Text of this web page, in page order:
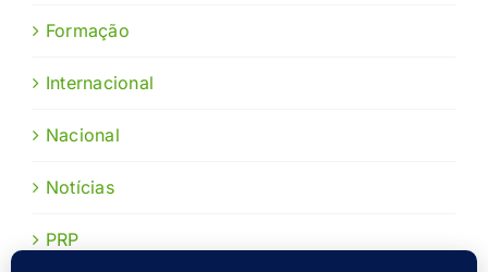
Formação
Internacional
Nacional
Notícias
PRP